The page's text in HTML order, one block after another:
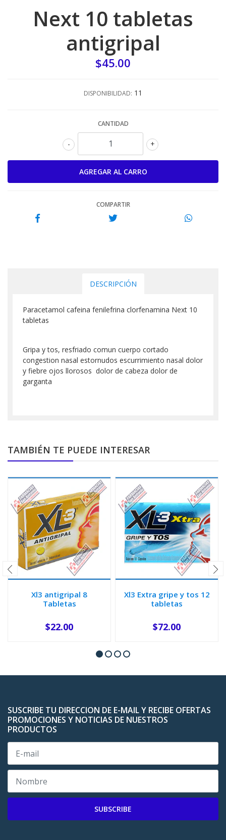
Next 10 tabletas
antigripal
$45.00
DISPONIBILIDAD: 11
CANTIDAD
+
-
COMPARTIR
DESCRIPCIÓN
Paracetamol cafeina fenilefrina clorfenamina Next 10
tabletas
Gripa y tos, resfriado comun cuerpo cortado
congestion nasal estornudos escurrimiento nasal dolor
y fiebre ojos llorosos dolor de cabeza dolor de
garganta
TAMBIÉN TE PUEDE INTERESAR
Xl3 antigripal 8
Tabletas
+
$22.00
Xl3 Extra gripe y tos 12
tabletas
+
$72.00
SUSCRIBE TU DIRECCION DE E-MAIL Y RECIBE OFERTAS
PROMOCIONES Y NOTICIAS DE NUESTROS
PRODUCTOS
SUBSCRIBE